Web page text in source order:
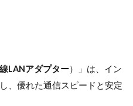
LANアダプター）」は、イン
、優れた通信スピードと安定